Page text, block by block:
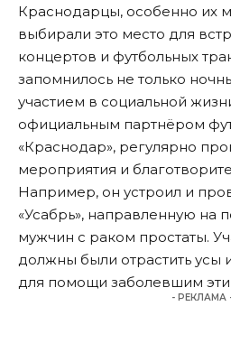
Краснодарцы, особенно их
выбирали это место для
концертов и футбольных
запомнилось не только
участием в социальной
официальным партнёром
«Краснодар», регулярно
мероприятия и
Например, он устроил и
«Усабрь», направленную на
мужчин с раком простаты.
должны были отрастить усы
для помощи заболевшим
- РЕКЛАМА